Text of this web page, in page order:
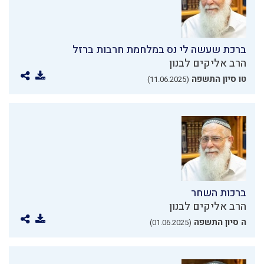
ברכת שעשה לי נס במלחמת חרבות ברזל
הרב אליקים לבנון
טו סיון התשפה (11.06.2025)
ברכות השחר
הרב אליקים לבנון
ה סיון התשפה (01.06.2025)